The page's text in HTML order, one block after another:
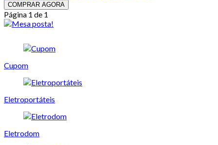
COMPRAR AGORA
Página 1 de 1
Cupom
Eletroportáteis
Eletrodom